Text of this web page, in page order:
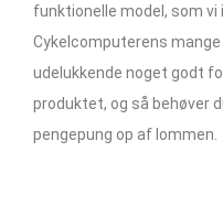
funktionelle model, som vi
Cykelcomputerens
udelukkende noget godt
produktet, og så behøver
pengepung op af lommen.